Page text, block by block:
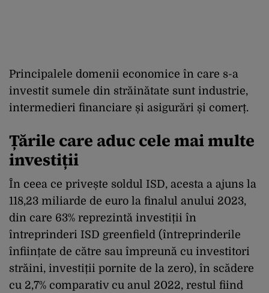
Principalele domenii economice în care s-a
investit sumele din străinătate sunt industrie,
intermedieri financiare și asigurări și comerț.
Țările care aduc cele mai multe
investiții
În ceea ce privește soldul ISD, acesta a ajuns la
118,23 miliarde de euro la finalul anului 2023,
din care 63% reprezintă investiții în
întreprinderi ISD greenfield (întreprinderile
înființate de către sau împreună cu investitori
străini, investiții pornite de la zero), în scădere
cu 2,7% comparativ cu anul 2022, restul fiind